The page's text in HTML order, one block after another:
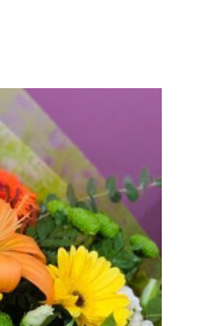
/